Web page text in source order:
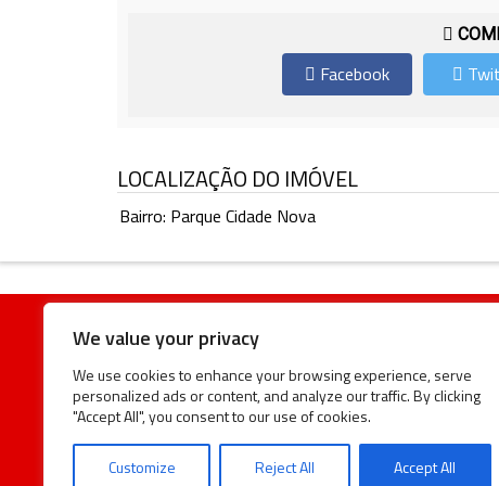
We value your privacy
We use cookies to enhance your browsing experience, serve
personalized ads or content, and analyze our traffic. By clicking
"Accept All", you consent to our use of cookies.
Customize Reject All Accept All
Facebook
LOCALIZAÇÃO DO IMÓVEL
Bairro: Parque Cidade Nova
Rua Treze de Maio Nº 300 Mogi Mirim SP © 2018 -
Imobiliarios, Todos os Direitos Reservados! Atenção!